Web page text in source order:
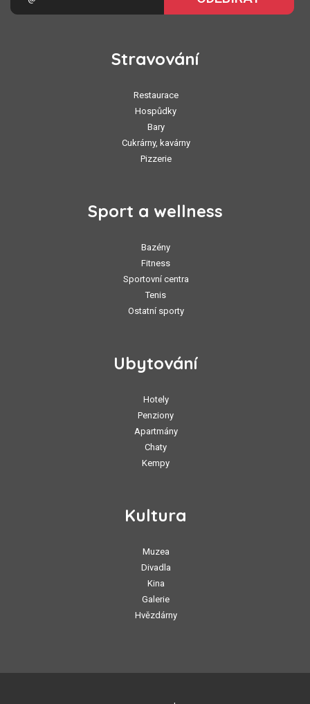
Stravování
Restaurace
Hospůdky
Bary
Cukrárny, kavárny
Pizzerie
Sport a wellness
Bazény
Fitness
Sportovní centra
Tenis
Ostatní sporty
Ubytování
Hotely
Penziony
Apartmány
Chaty
Kempy
Kultura
Muzea
Divadla
Kina
Galerie
Hvězdárny